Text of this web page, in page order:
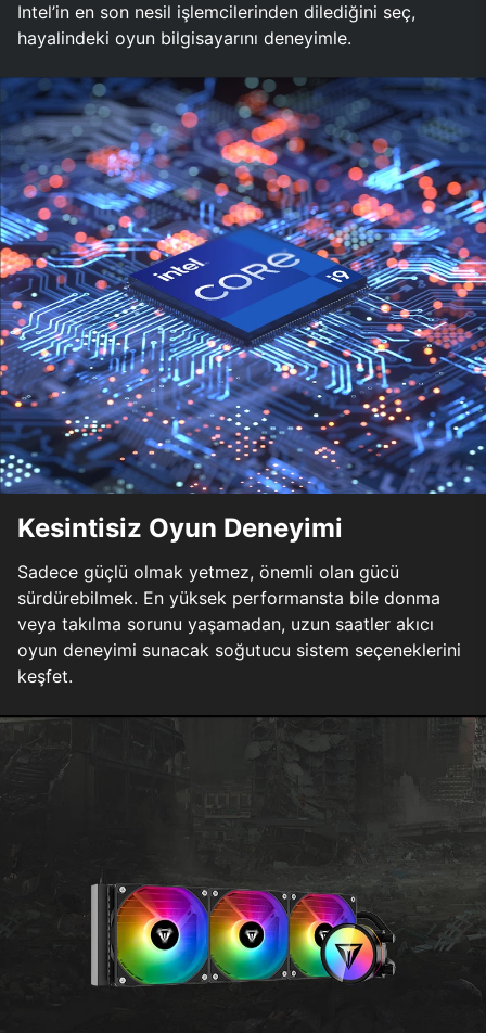
Intel’in en son nesil işlemcilerinden dilediğini seç,
hayalindeki oyun bilgisayarını deneyimle.
Kesintisiz Oyun Deneyimi
Sadece güçlü olmak yetmez, önemli olan gücü
sürdürebilmek. En yüksek performansta bile donma
veya takılma sorunu yaşamadan, uzun saatler akıcı
oyun deneyimi sunacak soğutucu sistem seçeneklerini
keşfet.